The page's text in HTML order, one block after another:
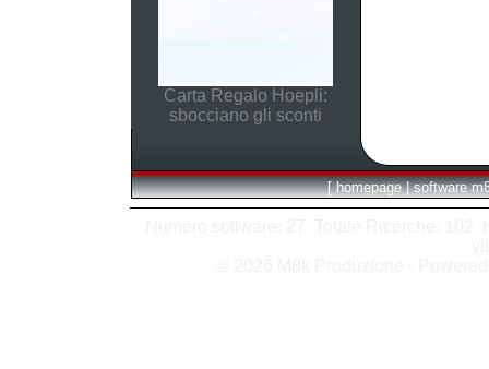
Carta Regalo Hoepli:
sbocciano gli sconti
[ homepage | software